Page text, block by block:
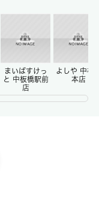
まいばすけっ
と 中板橋駅前
店
よしや 中板
本店